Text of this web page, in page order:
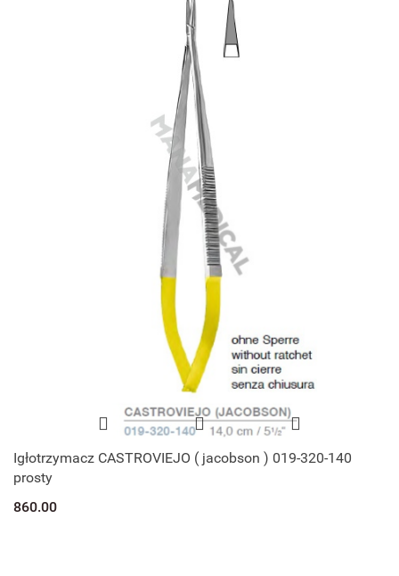
Igłotrzymacz CASTROVIEJO ( jacobson ) 019-320-140
prosty
860.00